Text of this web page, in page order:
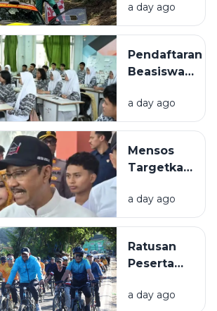
Ringan, 4
Wilayah
Berawan
Nasional
Rally 2026,
Prestasi
Gemilang
Tobasari
a day ago
Pendaftaran
Beasiswa
Indonesia
2026
Syaratnya
a day ago
Mensos
Targetkan
Anak
Masuk
Rakyat
pada 2027
a day ago
Ratusan
Peserta
Bike HUT ke-
a day ago